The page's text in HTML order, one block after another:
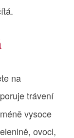
na
trávení
vysoce
ovoci,